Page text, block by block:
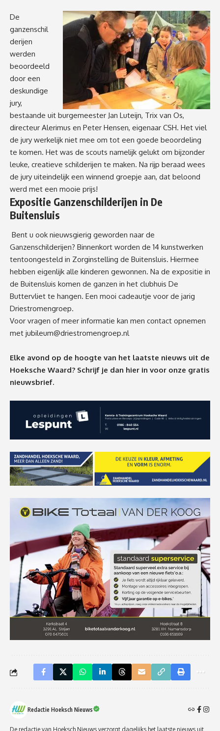
De
ganzenschil
derijen
werden
beoordeeld
door een
deskundige
jury,
bestaande uit burgemeester Jan Luteijn, Trix van Os,
directeur Alerimus en Peter Hensen, eigenaar CSH. Het viel
de jury werkelijk niet mee om tot een goede beoordeling
te komen. Het was de scouts namelijk gelukt om bijzonder
leuke, creatieve schilderijen te maken. Na rijp beraad wees
de jury uiteindelijk een winnend groepje aan, dat beloond
werd met een mooie prijs!
Expositie Ganzenschilderijen in De
Buitensluis
Bent u ook nieuwsgierig geworden naar de
Ganzenschilderijen? Binnenkort worden de 14 kunstwerken
tentoongesteld in Zorginstelling de Buitensluis. Hiermee
hebben eigenlijk alle kinderen gewonnen. Na de expositie in
de Buitensluis komen de ganzen in het clubhuis De
Buttervliet te hangen. Een mooi cadeautje voor de jarig
Driestromengroep.
Voor vragen of meer informatie kan men contact opnemen
met jubileum@driestromengroep.nl
Elke avond op de hoogte van het laatste nieuws uit de
Hoeksche Waard? Schrijf je dan hier in voor onze gratis
nieuwsbrief.
Redactie Hoeksch Nieuws
De redactie van Hoeksch Nieuws verzorgt dagelijks het laatste nieuws uit